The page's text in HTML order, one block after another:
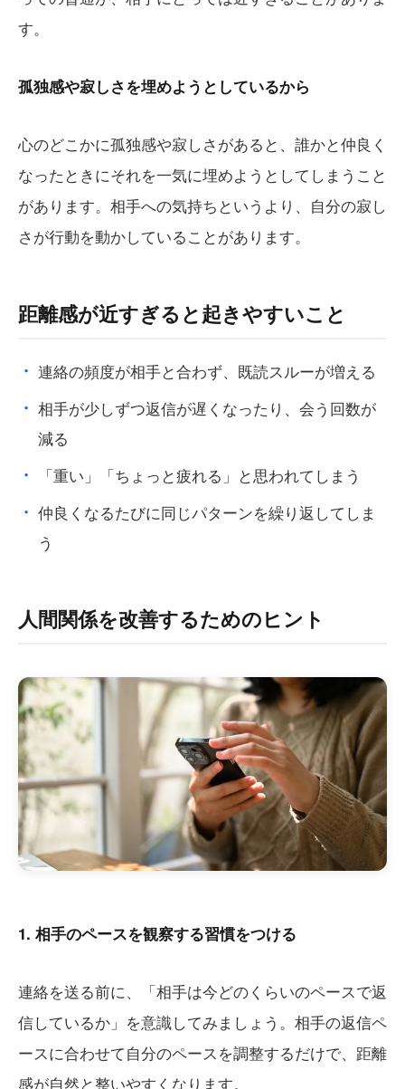
す。
孤独感や寂しさを埋めようとしているから
心のどこかに孤独感や寂しさがあると、誰かと仲良く
なったときにそれを一気に埋めようとしてしまうこと
があります。相手への気持ちというより、自分の寂し
さが行動を動かしていることがあります。
距離感が近すぎると起きやすいこと
連絡の頻度が相手と合わず、既読スルーが増える
相手が少しずつ返信が遅くなったり、会う回数が
減る
「重い」「ちょっと疲れる」と思われてしまう
仲良くなるたびに同じパターンを繰り返してしま
う
人間関係を改善するためのヒント
1. 相手のペースを観察する習慣をつける
連絡を送る前に、「相手は今どのくらいのペースで返
信しているか」を意識してみましょう。相手の返信ペ
ースに合わせて自分のペースを調整するだけで、距離
感が自然と整いやすくなります。